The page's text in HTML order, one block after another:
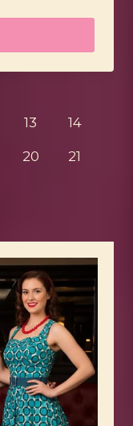
13 14
20 21